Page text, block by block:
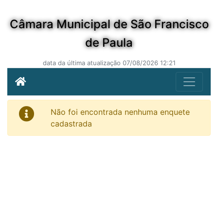
Câmara Municipal de São Francisco
de Paula
data da última atualização 07/08/2026 12:21
Não foi encontrada nenhuma enquete
cadastrada